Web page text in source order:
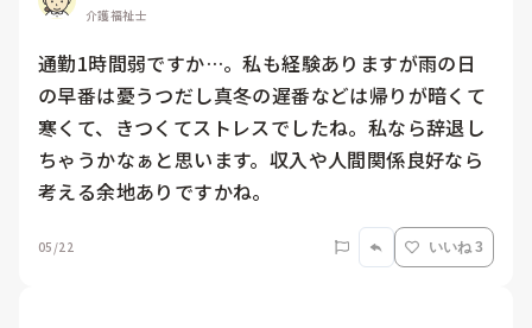
介護福祉士
通勤1時間弱ですか…。私も経験ありますが雨の日
の早番は憂うつだし真冬の遅番などは帰りが暗くて
寒くて、きつくてストレスでしたね。私なら辞退し
ちゃうかなぁと思います。収入や人間関係良好なら
考える余地ありですかね。
05/22 いいね 3